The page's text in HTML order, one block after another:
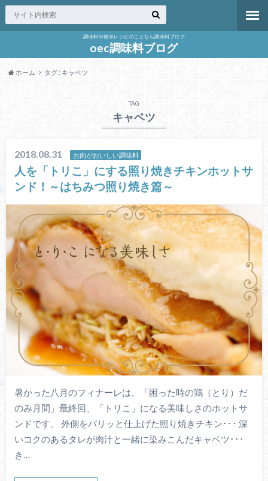
調味料や簡単レシピのことなら調味料ブログ
oec調味料ブログ
ホーム タグ : キャベツ
TAG
キャベツ
2018.08.31 お肉がおいしい調味料
人を「トリこ」にする照り焼きチキンホットサ
ンド！～はちみつ照り焼き篇～
暑かった八月のフィナーレは、「困った時の鶏（とり）だ
のみ月間」最終回、「トリこ」になる美味しさのホットサ
ンドです。 外側をパリッと仕上げた照り焼きチキン･･･ 深
いコクのあるタレが肉汁と一緒に染みこんだキャベツ･･･
き…